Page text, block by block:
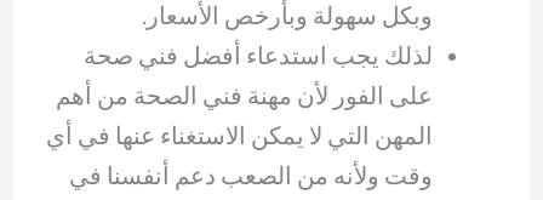
وبكل سهولة وبأرخص الأسعار.
لذلك يجب استدعاء أفضل فني صحة
على الفور لأن مهنة فني الصحة من أهم
المهن التي لا يمكن الاستغناء عنها في أي
وقت ولأنه من الصعب دعم أنفسنا في